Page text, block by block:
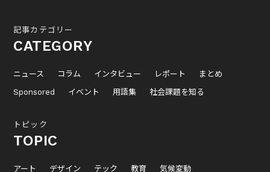
記事カテゴリー
CATEGORY
ニュース コラム インタビュー レポート
まとめ
Sponsored
イベント 用語集 社会課題を知る
トピック
TOPIC
アート デザイン テック 教育 気候変動